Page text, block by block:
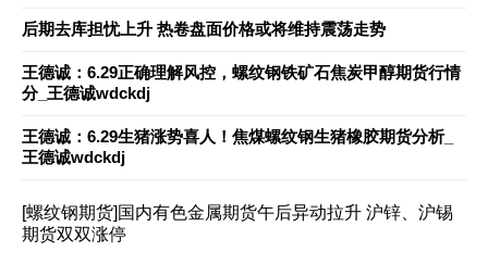
后期去库担忧上升 热卷盘面价格或将维持震荡走势
王德诚：6.29正确理解风控，螺纹钢铁矿石焦炭甲醇期货行情
分_王德诚wdckdj
王德诚：6.29生猪涨势喜人！焦煤螺纹钢生猪橡胶期货分析_
王德诚wdckdj
[螺纹钢期货] 国内有色金属期货午后异动拉升 沪锌、沪锡
期货双双涨停